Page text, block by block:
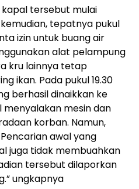
kapal tersebut mulai
tepatnya pukul
izin untuk buang air
alat pelampung
kru lainnya tetap
ikan. Pada pukul 19.30
berhasil dinaikkan ke
mesin dan
korban. Namun,
awal yang
juga tidak membuahkan
tersebut dilaporkan
ungkapnya